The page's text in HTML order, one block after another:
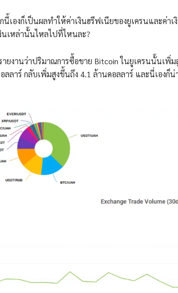
นี้เองก็เป็นผลทำให้ค่าเงินฮรีฟเนียของยูเครนและค่า
นเหล่านั้นไหลไปที่ไหนละ?
ยงานว่าปริมาณการซื้อขาย Bitcoin ในยูเครนนั้นเ
ลลาร์ กลับเพิ่มสูงขึ้นถึง 4.1 ล้านดอลลาร์ และนี่เองก็